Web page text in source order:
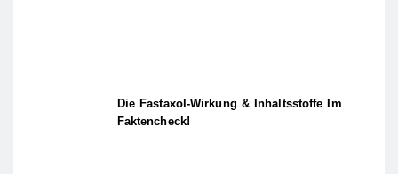
Die Fastaxol-Wirkung & Inhaltsstoffe Im
Faktencheck!